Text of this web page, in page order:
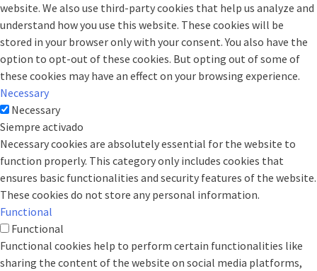
website. We also use third-party cookies that help us analyze and
understand how you use this website. These cookies will be
stored in your browser only with your consent. You also have the
option to opt-out of these cookies. But opting out of some of
these cookies may have an effect on your browsing experience.
Necessary
Necessary
Siempre activado
Necessary cookies are absolutely essential for the website to
function properly. This category only includes cookies that
ensures basic functionalities and security features of the website.
These cookies do not store any personal information.
Functional
Functional
Functional cookies help to perform certain functionalities like
sharing the content of the website on social media platforms,